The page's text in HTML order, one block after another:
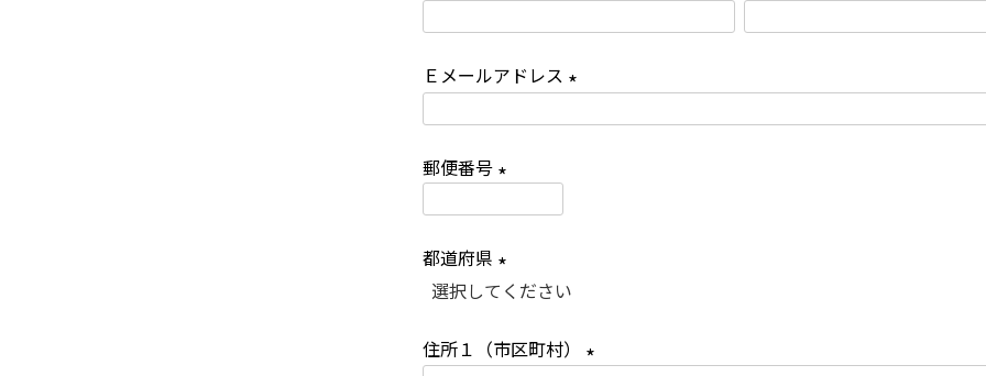
)
(
須
)
Ｅメールアドレス
(
郵便番号
(
須
)
都道府県
(
須
住所１（市区町村）